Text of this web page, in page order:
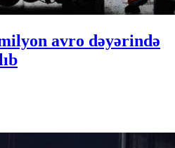
avro dəyərində